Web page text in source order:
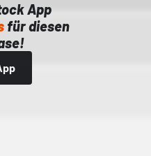
App
für diesen